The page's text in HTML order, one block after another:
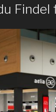
grands
mondiaux
travaillent
actuellement
sur
process
liant
Findel